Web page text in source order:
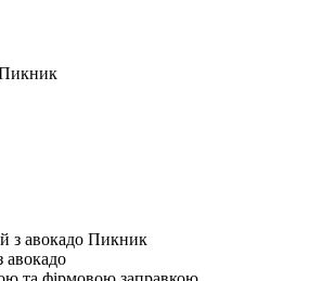
авокадо